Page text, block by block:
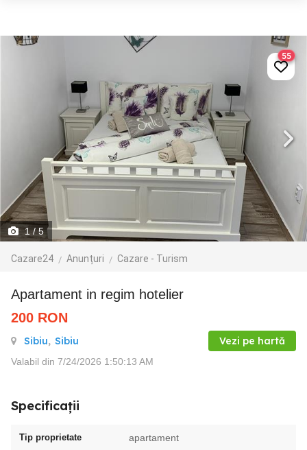
1/ 5
Cazare24 Anunțuri Cazare - Turism
55
apartament in regim hotelier
200 RON
Sibiu, Sibiu Vezi pe hartă
Valabil din 7/24/2026 1:50:13 AM
Specificații
Tip proprietate apartament